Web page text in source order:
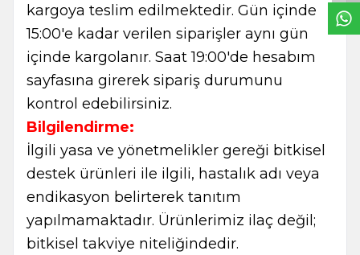
kargoya teslim edilmektedir. Gün içinde
15:00'e kadar verilen siparişler aynı gün
içinde kargolanır. Saat 19:00'de hesabım
sayfasına girerek sipariş durumunu
kontrol edebilirsiniz.
Bilgilendirme:
İlgili yasa ve yönetmelikler gereği bitkisel
destek ürünleri ile ilgili, hastalık adı veya
endikasyon belirterek tanıtım
yapılmamaktadır. Ürünlerimiz ilaç değil;
bitkisel takviye niteliğindedir.